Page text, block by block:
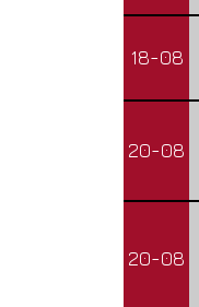
18-08
20-08
20-08